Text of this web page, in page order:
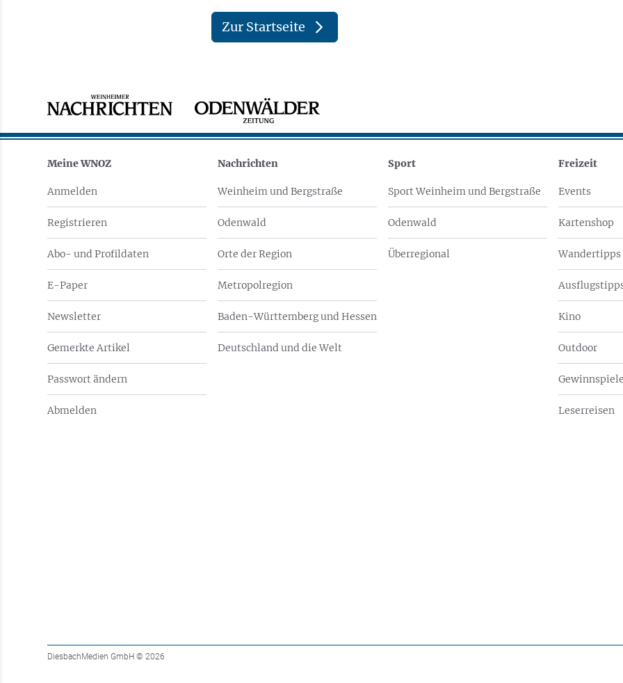
Zur Startseite
Meine WNOZ
Anmelden
Registrieren
Abo- und Profildaten
E-Paper
Newsletter
Gemerkte Artikel
Passwort ändern
Abmelden
Nachrichten
Weinheim und Bergstraße
Odenwald
Orte der Region
Metropolregion
Baden-Württemberg und Hessen
Deutschland und die Welt
Sport
Sport Weinheim und Bergstraße
Odenwald
Überregional
Freizeit
Events
Kartenshop
Wandertipps
Kino
Outdoor
Gewinnspiele
Leserreisen
DiesbachMedien GmbH © 2026